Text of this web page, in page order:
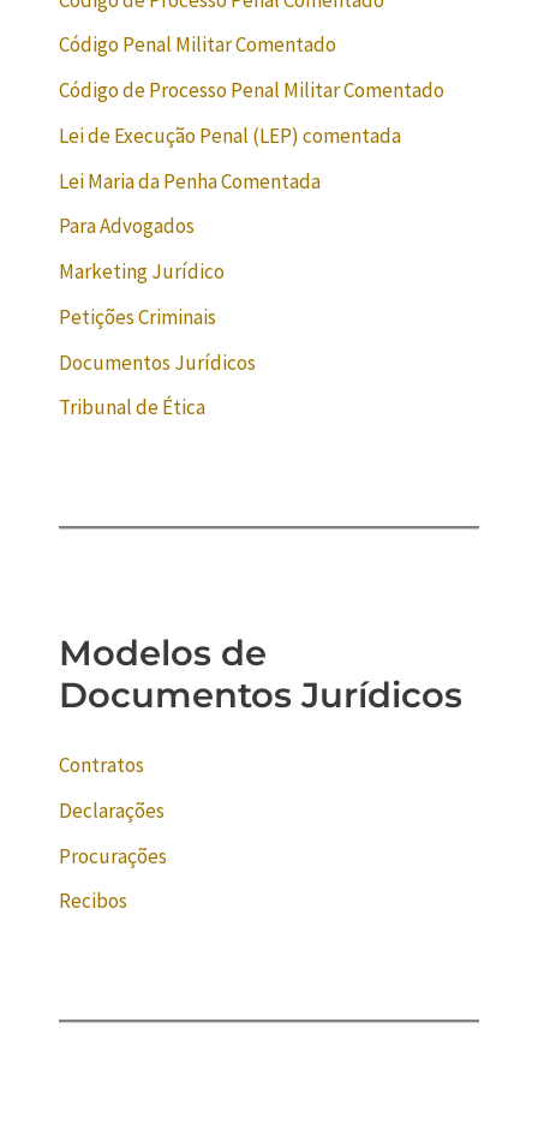
Código Penal Militar Comentado
Código de Processo Penal Militar Comentado
Lei de Execução Penal (LEP) comentada
Lei Maria da Penha Comentada
Para Advogados
Marketing Jurídico
Petições Criminais
Documentos Jurídicos
Tribunal de Ética
Modelos de
Documentos Jurídicos
Contratos
Declarações
Procurações
Recibos